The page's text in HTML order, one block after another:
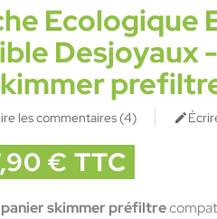
Ecologique
Desjoyaux
lire les commentaires (4) 
€ TTC
skimmer préfiltre